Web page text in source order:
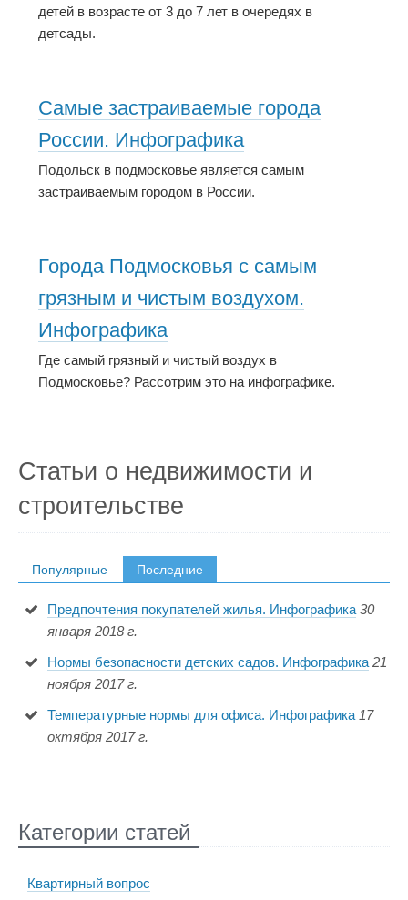
детей в возрасте от 3 до 7 лет в очередях в
детсады.
Самые застраиваемые города
России. Инфографика
Подольск в подмосковье является самым
застраиваемым городом в России.
Города Подмосковья с самым
грязным и чистым воздухом.
Инфографика
Где самый грязный и чистый воздух в
Подмосковье? Рассотрим это на инфографике.
Статьи о недвижимости и
строительстве
Популярные Последние
Предпочтения покупателей жилья. Инфографика 30
января 2018 г.
Нормы безопасности детских садов. Инфографика 21
ноября 2017 г.
Температурные нормы для офиса. Инфографика 17
октября 2017 г.
Категории статей
Квартирный вопрос